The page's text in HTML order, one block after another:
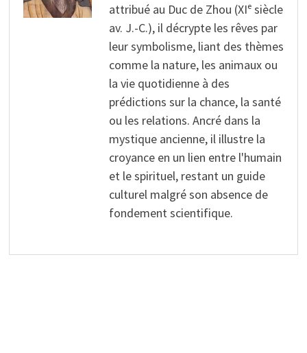
attribué au Duc de Zhou (XIᵉ siècle
av. J.-C.), il décrypte les rêves par
leur symbolisme, liant des thèmes
comme la nature, les animaux ou
la vie quotidienne à des
prédictions sur la chance, la santé
ou les relations. Ancré dans la
mystique ancienne, il illustre la
croyance en un lien entre l'humain
et le spirituel, restant un guide
culturel malgré son absence de
fondement scientifique.